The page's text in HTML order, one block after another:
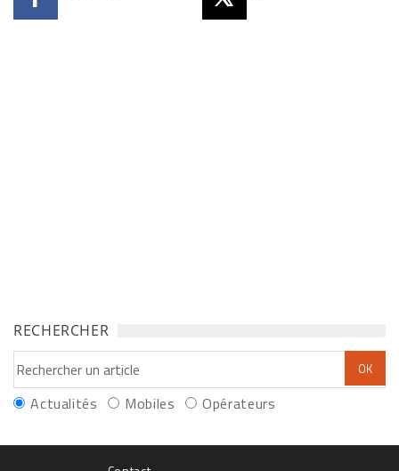
RECHERCHER
Actualités Mobiles Opérateurs